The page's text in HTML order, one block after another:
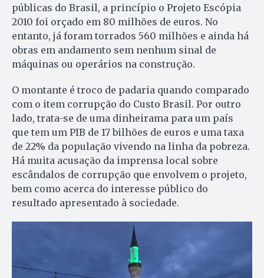
públicas do Brasil, a princípio o Projeto Escópia
2010 foi orçado em 80 milhões de euros. No
entanto, já foram torrados 560 milhões e ainda há
obras em andamento sem nenhum sinal de
máquinas ou operários na construção.
O montante é troco de padaria quando comparado
com o item corrupção do Custo Brasil. Por outro
lado, trata-se de uma dinheirama para um país
que tem um PIB de 17 bilhões de euros e uma taxa
de 22% da população vivendo na linha da pobreza.
Há muita acusação da imprensa local sobre
escândalos de corrupção que envolvem o projeto,
bem como acerca do interesse público do
resultado apresentado à sociedade.